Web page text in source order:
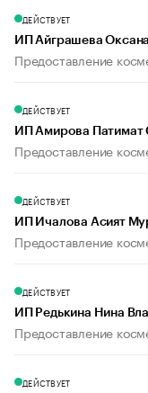
ДЕЙСТВУЕТ
ИП Айграшева
Предоставление
ДЕЙСТВУЕТ
ИП Амирова Патимат
Предоставление
ДЕЙСТВУЕТ
ИП Ичалова Асият
Предоставление
ДЕЙСТВУЕТ
ИП Редькина Нина
Предоставление
ДЕЙСТВУЕТ